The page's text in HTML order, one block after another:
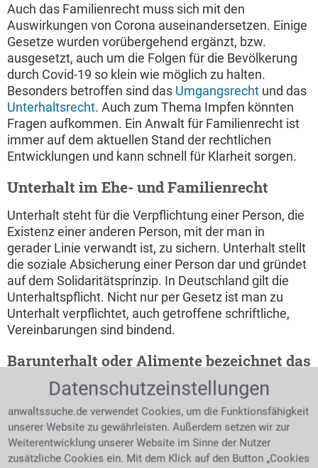
Auch das Familienrecht muss sich mit den
Auswirkungen von Corona auseinandersetzen. Einige
Gesetze wurden vorübergehend ergänzt, bzw.
ausgesetzt, auch um die Folgen für die Bevölkerung
durch Covid-19 so klein wie möglich zu halten.
Besonders betroffen sind das Umgangsrecht und das
Unterhaltsrecht. Auch zum Thema Impfen könnten
Fragen aufkommen. Ein Anwalt für Familienrecht ist
immer auf dem aktuellen Stand der rechtlichen
Entwicklungen und kann schnell für Klarheit sorgen.
Unterhalt im Ehe- und Familienrecht
Unterhalt steht für die Verpflichtung einer Person, die
Existenz einer anderen Person, mit der man in
gerader Linie verwandt ist, zu sichern. Unterhalt stellt
die soziale Absicherung einer Person dar und gründet
auf dem Solidaritätsprinzip. In Deutschland gilt die
Unterhaltspflicht. Nicht nur per Gesetz ist man zu
Unterhalt verpflichtet, auch getroffene schriftliche,
Vereinbarungen sind bindend.
Barunterhalt oder Alimente bezeichnet das
gleiche
Das Wort Barunterhalt sagt schon aus, dass es sich
bei diesem Teil des Unterhaltes um die finanzielle
Seite des Unterhaltes handelt. Neben der
Bedürftigkeit auf Unterhalt setzt diese aber im
Datenschutzeinstellungen
anwaltssuche.de verwendet Cookies, um die Funktionsfähigkeit
unserer Website zu gewährleisten. Außerdem setzen wir zur
Weiterentwicklung unserer Website im Sinne der Nutzer
zusätzliche Cookies ein. Mit dem Klick auf den Button „Cookies